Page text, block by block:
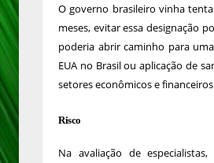
O governo brasileiro vinha
meses, evitar essa designação
poderia abrir caminho para
EUA no Brasil ou aplicação de
setores econômicos e
Risco
Na avaliação de especialistas,